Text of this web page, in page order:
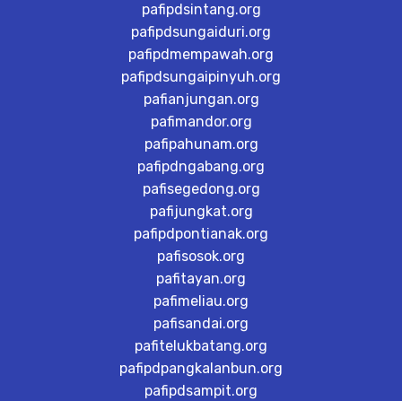
pafipdsintang.org
pafipdsungaiduri.org
pafipdmempawah.org
pafipdsungaipinyuh.org
pafianjungan.org
pafimandor.org
pafipahunam.org
pafipdngabang.org
pafisegedong.org
pafijungkat.org
pafipdpontianak.org
pafisosok.org
pafitayan.org
pafimeliau.org
pafisandai.org
pafitelukbatang.org
pafipdpangkalanbun.org
pafipdsampit.org